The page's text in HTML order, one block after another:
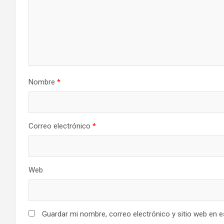
Nombre *
Correo electrónico *
Web
Guardar mi nombre, correo electrónico y sitio web en